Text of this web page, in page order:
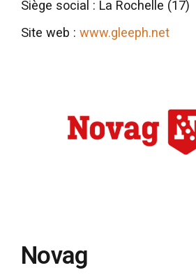
Siège social : La Rochelle (17)
Site web : www.gleeph.net
Novag